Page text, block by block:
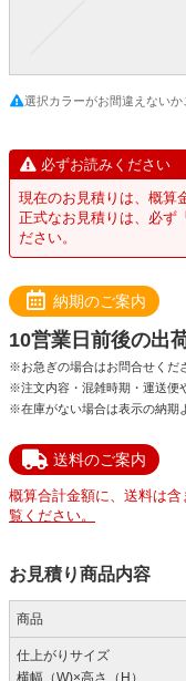
選択カラーがお間違えないか
必ずお読みください
現在のお見積りは、概算
正式なお見積りは、必ず
ださい。
納期のご案内
10営業日前後の出
※お急ぎの場合はお問合せくだ
※注文内容・混雑時期・運送便
※在庫がない場合は表示の納期
送料のご案内
概算合計金額に、送料は含
覧ください。
お見積り商品内容
商品
仕上がりサイズ
横幅（W)×高さ（H）